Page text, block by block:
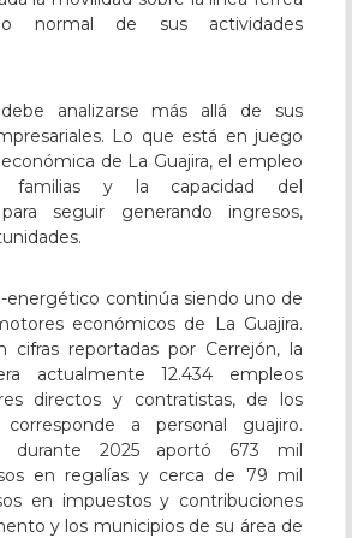
normal de sus actividades
analizarse más allá de sus
Lo que está en juego
de La Guajira, el empleo
y la capacidad del
seguir generando ingresos,
energético continúa siendo uno de
económicos de La Guajira.
cifras reportadas por Cerrejón, la
actualmente 12.434 empleos
directos y contratistas, de los
a personal guajiro.
durante 2025 aportó 673 mil
en regalías y cerca de 79 mil
en impuestos y contribuciones
y los municipios de su área de